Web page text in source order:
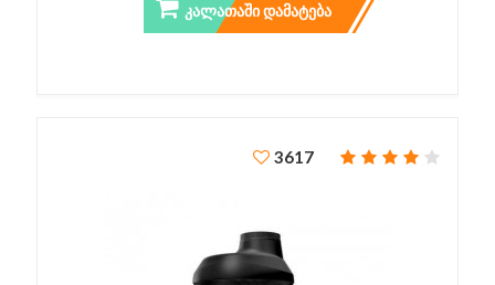
ᲙᲐᲚᲐᲗᲐᲨᲘ ᲓᲐᲛᲐᲢᲔᲑᲐ
3617